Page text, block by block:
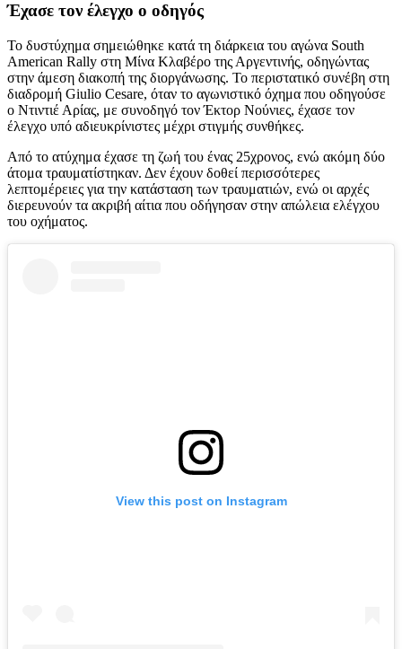
Έχασε τον έλεγχο ο οδηγός
Το δυστύχημα σημειώθηκε κατά τη διάρκεια του αγώνα South
American Rally στη Μίνα Κλαβέρο της Αργεντινής, οδηγώντας
στην άμεση διακοπή της διοργάνωσης. Το περιστατικό συνέβη στη
διαδρομή Giulio Cesare, όταν το αγωνιστικό όχημα που οδηγούσε
ο Ντιντιέ Αρίας, με συνοδηγό τον Έκτορ Νούνιες, έχασε τον
έλεγχο υπό αδιευκρίνιστες μέχρι στιγμής συνθήκες.
Από το ατύχημα έχασε τη ζωή του ένας 25χρονος, ενώ ακόμη δύο
άτομα τραυματίστηκαν. Δεν έχουν δοθεί περισσότερες
λεπτομέρειες για την κατάσταση των τραυματιών, ενώ οι αρχές
διερευνούν τα ακριβή αίτια που οδήγησαν στην απώλεια ελέγχου
του οχήματος.
View this post on Instagram